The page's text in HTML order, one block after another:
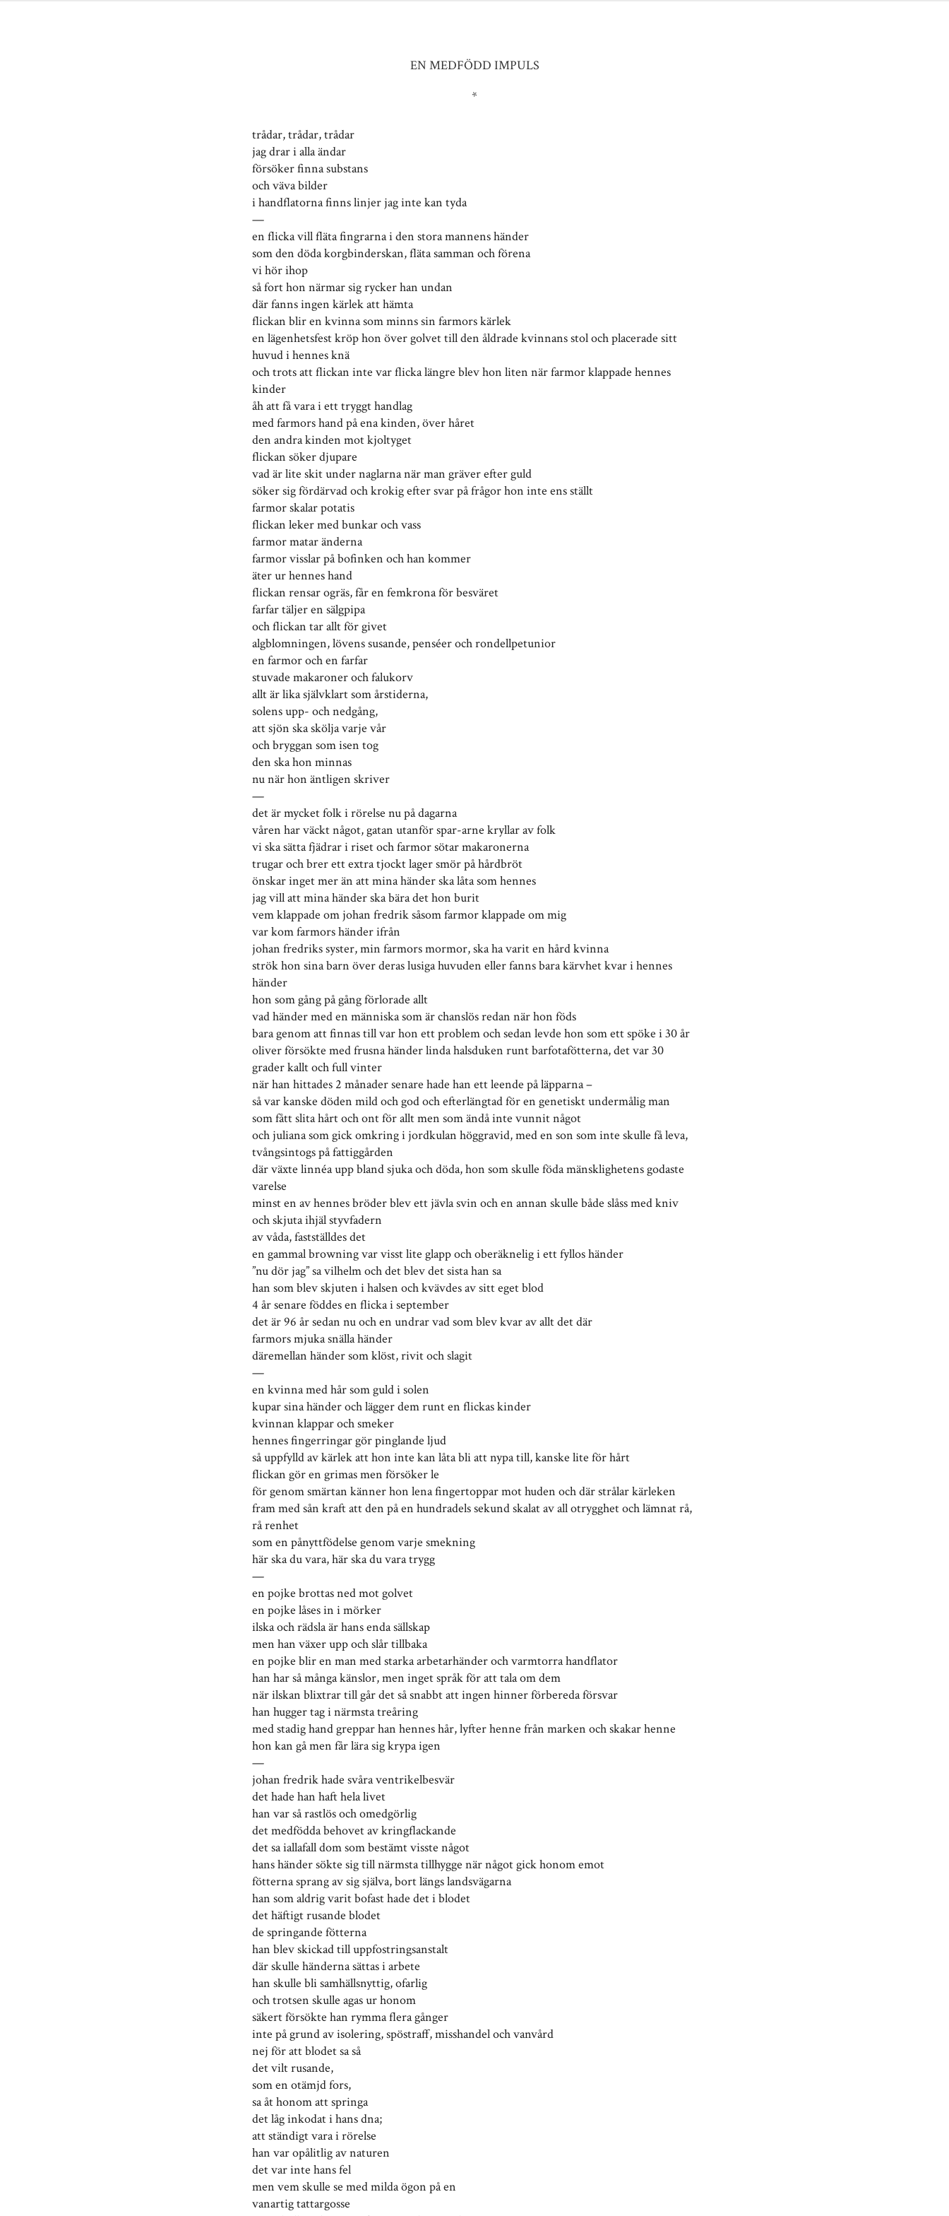
EN MEDFÖDD IMPULS
*
trådar, trådar, trådar
jag drar i alla ändar
försöker finna substans
och väva bilder
i handflatorna finns linjer jag inte kan tyda
—
en flicka vill fläta fingrarna i den stora mannens händer
som den döda korgbinderskan, fläta samman och förena
vi hör ihop
så fort hon närmar sig rycker han undan
där fanns ingen kärlek att hämta
flickan blir en kvinna som minns sin farmors kärlek
en lägenhetsfest kröp hon över golvet till den åldrade kvinnans stol och placerade sitt
huvud i hennes knä
och trots att flickan inte var flicka längre blev hon liten när farmor klappade hennes
kinder
åh att få vara i ett tryggt handlag
med farmors hand på ena kinden, över håret
den andra kinden mot kjoltyget
flickan söker djupare
vad är lite skit under naglarna när man gräver efter guld
söker sig fördärvad och krokig efter svar på frågor hon inte ens ställt
farmor skalar potatis
flickan leker med bunkar och vass
farmor matar änderna
farmor visslar på bofinken och han kommer
äter ur hennes hand
flickan rensar ogräs, får en femkrona för besväret
farfar täljer en sälgpipa
och flickan tar allt för givet
algblomningen, lövens susande, penséer och rondellpetunior
en farmor och en farfar
stuvade makaroner och falukorv
allt är lika självklart som årstiderna,
solens upp- och nedgång,
att sjön ska skölja varje vår
och bryggan som isen tog
den ska hon minnas
nu när hon äntligen skriver
—
det är mycket folk i rörelse nu på dagarna
våren har väckt något, gatan utanför spar-arne kryllar av folk
vi ska sätta fjädrar i riset och farmor sötar makaronerna
trugar och brer ett extra tjockt lager smör på hårdbröt
önskar inget mer än att mina händer ska låta som hennes
jag vill att mina händer ska bära det hon burit
vem klappade om johan fredrik såsom farmor klappade om mig
var kom farmors händer ifrån
johan fredriks syster, min farmors mormor, ska ha varit en hård kvinna
strök hon sina barn över deras lusiga huvuden eller fanns bara kärvhet kvar i hennes
händer
hon som gång på gång förlorade allt
vad händer med en människa som är chanslös redan när hon föds
bara genom att finnas till var hon ett problem och sedan levde hon som ett spöke i 30 år
oliver försökte med frusna händer linda halsduken runt barfotafötterna, det var 30
grader kallt och full vinter
när han hittades 2 månader senare hade han ett leende på läpparna –
så var kanske döden mild och god och efterlängtad för en genetiskt undermålig man
som fått slita hårt och ont för allt men som ändå inte vunnit något
och juliana som gick omkring i jordkulan höggravid, med en son som inte skulle få leva,
tvångsintogs på fattiggården
där växte linnéa upp bland sjuka och döda, hon som skulle föda mänsklighetens godaste
varelse
minst en av hennes bröder blev ett jävla svin och en annan skulle både slåss med kniv
och skjuta ihjäl styvfadern
av våda, fastställdes det
en gammal browning var visst lite glapp och oberäknelig i ett fyllos händer
”nu dör jag” sa vilhelm och det blev det sista han sa
han som blev skjuten i halsen och kvävdes av sitt eget blod
4 år senare föddes en flicka i september
det är 96 år sedan nu och en undrar vad som blev kvar av allt det där
farmors mjuka snälla händer
däremellan händer som klöst, rivit och slagit
—
en kvinna med hår som guld i solen
kupar sina händer och lägger dem runt en flickas kinder
kvinnan klappar och smeker
hennes fingerringar gör pinglande ljud
så uppfylld av kärlek att hon inte kan låta bli att nypa till, kanske lite för hårt
flickan gör en grimas men försöker le
för genom smärtan känner hon lena fingertoppar mot huden och där strålar kärleken
fram med sån kraft att den på en hundradels sekund skalat av all otrygghet och lämnat rå,
rå renhet
som en pånyttfödelse genom varje smekning
här ska du vara, här ska du vara trygg
—
en pojke brottas ned mot golvet
en pojke låses in i mörker
ilska och rädsla är hans enda sällskap
men han växer upp och slår tillbaka
en pojke blir en man med starka arbetarhänder och varmtorra handflator
han har så många känslor, men inget språk för att tala om dem
när ilskan blixtrar till går det så snabbt att ingen hinner förbereda försvar
han hugger tag i närmsta treåring
med stadig hand greppar han hennes hår, lyfter henne från marken och skakar henne
hon kan gå men får lära sig krypa igen
—
johan fredrik hade svåra ventrikelbesvär
det hade han haft hela livet
han var så rastlös och omedgörlig
det medfödda behovet av kringflackande
det sa iallafall dom som bestämt visste något
hans händer sökte sig till närmsta tillhygge när något gick honom emot
fötterna sprang av sig själva, bort längs landsvägarna
han som aldrig varit bofast hade det i blodet
det häftigt rusande blodet
de springande fötterna
han blev skickad till uppfostringsanstalt
där skulle händerna sättas i arbete
han skulle bli samhällsnyttig, ofarlig
och trotsen skulle agas ur honom
säkert försökte han rymma flera gånger
inte på grund av isolering, spöstraff, misshandel och vanvård
nej för att blodet sa så
det vilt rusande,
som en otämjd fors,
sa åt honom att springa
det låg inkodat i hans dna;
att ständigt vara i rörelse
han var opålitlig av naturen
det var inte hans fel
men vem skulle se med milda ögon på en
vanartig tattargosse